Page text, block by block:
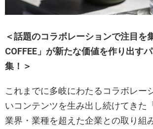
＜話題のコラボレーションで注目を
COFFEE」が新たな価値を作り出す
集！＞
これまでに多岐にわたるコラボレー
いコンテンツを生み出し続けてきた「
業界・業種を超えた企業との取り組